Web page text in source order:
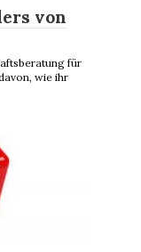
von
für
wie ihr